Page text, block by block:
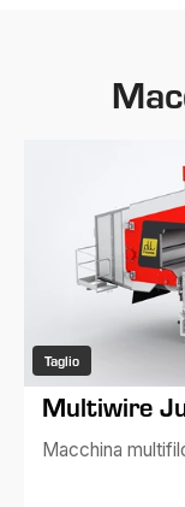
Taglio
Multiwire
Macchina